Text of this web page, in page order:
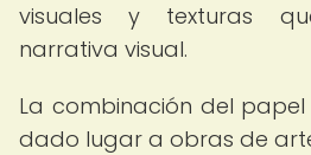
visuales y texturas
narrativa visual.
La combinación del
dado lugar a obras de